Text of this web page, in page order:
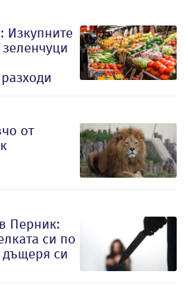
Изкупните
от
Перник:
си по
си